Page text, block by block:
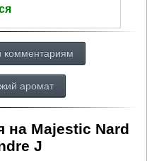
комментариям
аромат
Majestic Nard
J